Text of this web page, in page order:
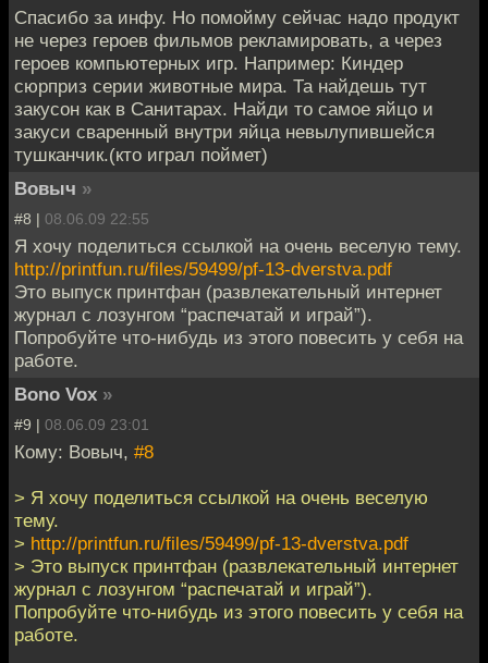
Спасибо за инфу. Но помойму сейчас надо продукт
не через героев фильмов рекламировать, а через
героев компьютерных игр. Например: Киндер
сюрприз серии животные мира. Та найдешь тут
закусон как в Санитарах. Найди то самое яйцо и
закуси сваренный внутри яйца невылупившейся
тушканчик.(кто играл поймет)
Вовыч »
#8 | 08.06.09 22:55
Я хочу поделиться ссылкой на очень веселую тему.
http://printfun.ru/files/59499/pf-13-dverstva.pdf
Это выпуск принтфан (развлекательный интернет
журнал с лозунгом “распечатай и играй”).
Попробуйте что-нибудь из этого повесить у себя на
работе.
Bono Vox »
#9 | 08.06.09 23:01
Кому: Вовыч, #8
> Я хочу поделиться ссылкой на очень веселую
тему.
> http://printfun.ru/files/59499/pf-13-dverstva.pdf
> Это выпуск принтфан (развлекательный интернет
журнал с лозунгом “распечатай и играй”).
Попробуйте что-нибудь из этого повесить у себя на
работе.